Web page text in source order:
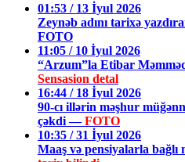
01:53 / 13 İyul 2026
Zeynəb adını tarixə
FOTO
11:05 / 10 İyul 2026
“Arzum”la Etibar
Sensasion detal
16:44 / 18 İyul 2026
90-cı illərin məşhur
çəkdi —FOTO
10:35 / 31 İyul 2026
Maaş və pensiyalarla bağlı